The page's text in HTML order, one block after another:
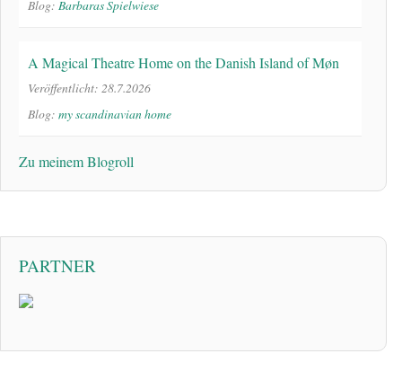
Blog: Barbaras Spielwiese
A Magical Theatre Home on the Danish Island of Møn
Veröffentlicht: 28.7.2026
Blog: my scandinavian home
Zu meinem Blogroll
PARTNER